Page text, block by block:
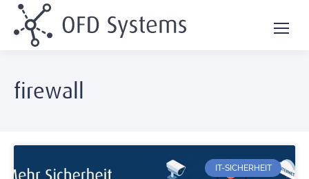
firewall
IT-SICHERHEIT